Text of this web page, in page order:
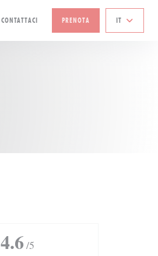
CONTATTACI PRENOTA IT
4.6 /5